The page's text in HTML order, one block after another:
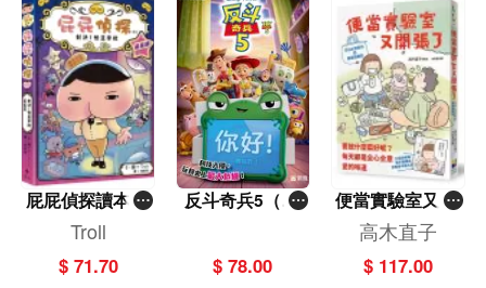
屁屁偵探讀本(1
3)－－對決！怪
篇）
Troll
$ 71.70
反斗奇兵5（圖
$ 78.00
便當實驗室又開
張了——日日和
特別日的菜單挑
戰記
高木直子
$ 117.00